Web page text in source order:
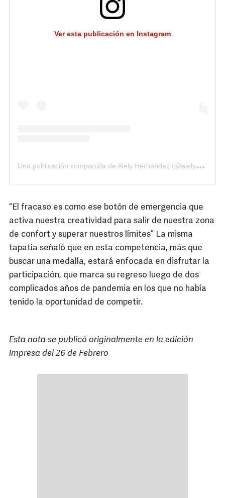
Ver esta publicación en Instagram
U
na publicación compartida de Alely Hernández (@alelyhdez)
“El fracaso es como ese botón de emergencia que
activa nuestra creatividad para salir de nuestra zona
de confort y superar nuestros límites” La misma
tapatía señaló que en esta competencia, más que
buscar una medalla, estará enfocada en disfrutar la
participación, que marca su regreso luego de dos
complicados años de pandemia en los que no había
tenido la oportunidad de competir.
Esta nota se publicó originalmente en la edición
impresa del 26 de Febrero